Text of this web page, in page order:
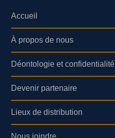
Accueil
À propos de nous
Déontologie et confidentialité
Devenir partenaire
Lieux de distribution
Nous joindre